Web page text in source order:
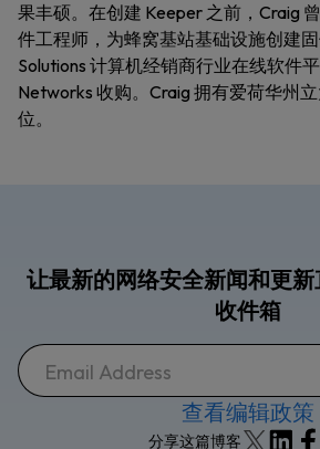
果丰硕。在创建 Keeper 之前，Craig
件工程师，为蜂窝基站基础设施创建
Solutions 计算机经销商行业在线软件
Networks 收购。Craig 拥有爱荷华州
位。
让最新的网络安全新闻和更
收件箱
查看编辑政策
分享这篇博客